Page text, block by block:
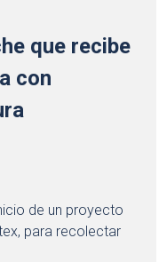
que recibe
con
de un proyecto
para recolectar